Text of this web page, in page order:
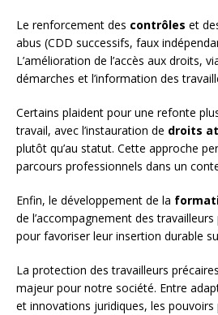
Le renforcement des contrôles et
abus (CDD successifs, faux
L’amélioration de l’accès aux droits,
démarches et l’information des
Certains plaident pour une refonte
travail, avec l’instauration de droits
plutôt qu’au statut. Cette approche
parcours professionnels dans un
Enfin, le développement de la
de l’accompagnement des
pour favoriser leur insertion durable
La protection des travailleurs
majeur pour notre société. Entre
et innovations juridiques, les